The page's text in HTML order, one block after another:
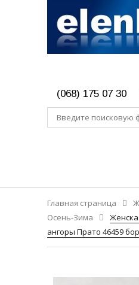
(068) 175 07 30
Главная страница
Осень-Зима
ангоры Прато 46459